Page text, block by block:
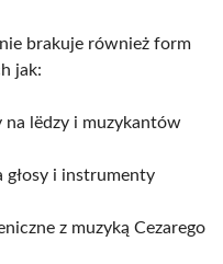
brakuje również form
jak:
na lëdzy i muzykantów
głosy i instrumenty
z muzyką Cezarego